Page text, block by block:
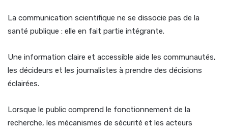
La communication scientifique ne se dissocie pas de la
santé publique : elle en fait partie intégrante.
Une information claire et accessible aide les communautés,
les décideurs et les journalistes à prendre des décisions
éclairées.
Lorsque le public comprend le fonctionnement de la
recherche, les mécanismes de sécurité et les acteurs